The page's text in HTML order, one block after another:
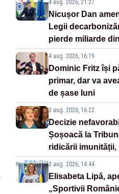
4 aug. 2026, 21:27
Nicușor Dan
Legii
pierde miliarde
4 aug. 2026, 16:19
Dominic Fritz își
primar, dar va
de șase luni
3 aug. 2026, 16:22
Decizie
Șoșoacă la
ridicării imunității,
3 aug. 2026, 14:44
Elisabeta Lipă,
„Sportivii